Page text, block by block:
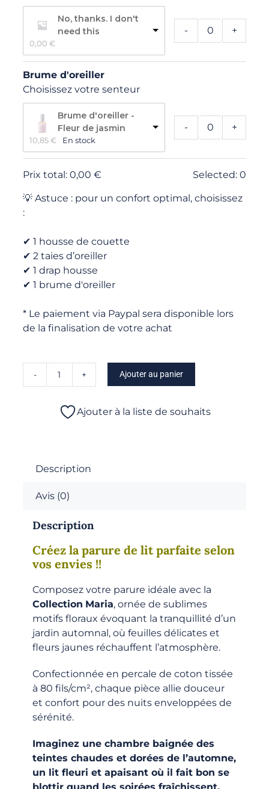
No, thanks. I don't
need this
0,00 €
- +
Brume d'oreiller
Choisissez votre senteur
Brume d'oreiller -
Fleur de jasmin
10,85 € En stock
- +
Prix total: 0,00 € Selected: 0
💡 Astuce : pour un confort optimal, choisissez
:
✔ 1 housse de couette
✔ 2 taies d’oreiller
✔ 1 drap housse
✔ 1 brume d'oreiller
* Le paiement via Paypal sera disponible lors
de la finalisation de votre achat
quantité
Maria
Parure
Ajouter au panier
Ajouter à la liste de souhaits
Description
Avis (0)
Description
Créez la parure de lit parfaite selon
vos envies !!
Composez votre parure idéale avec la
Collection Maria, ornée de sublimes
motifs floraux évoquant la tranquillité d’un
jardin automnal, où feuilles délicates et
fleurs jaunes réchauffent l’atmosphère.
Confectionnée en percale de coton tissée
à 80 fils/cm², chaque pièce allie douceur
et confort pour des nuits enveloppées de
sérénité.
Imaginez une chambre baignée des
teintes chaudes et dorées de l’automne,
un lit fleuri et apaisant où il fait bon se